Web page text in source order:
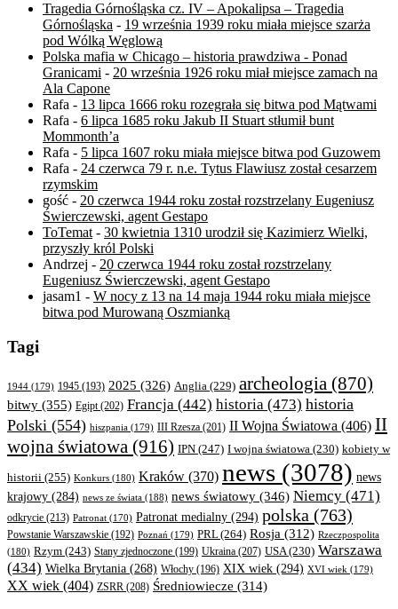
Tragedia Górnośląska cz. IV – Apokalipsa – Tragedia
Górnośląska - 19 września 1939 roku miała miejsce szarża
pod Wólką Węglową
Polska mafia w Chicago – historia prawdziwa - Ponad
Granicami - 20 września 1926 roku miał miejsce zamach na
Ala Capone
Rafa - 13 lipca 1666 roku rozegrała się bitwa pod Mątwami
Rafa - 6 lipca 1685 roku Jakub II Stuart stłumił bunt
Mommonth’a
Rafa - 5 lipca 1607 roku miała miejsce bitwa pod Guzowem
Rafa - 24 czerwca 79 r. n.e. Tytus Flawiusz został cesarzem
rzymskim
gość - 20 czerwca 1944 roku został rozstrzelany Eugeniusz
Świerczewski, agent Gestapo
ToTemat - 30 kwietnia 1310 urodził się Kazimierz Wielki,
przyszły król Polski
Andrzej - 20 czerwca 1944 roku został rozstrzelany
Eugeniusz Świerczewski, agent Gestapo
jasam1 - W nocy z 13 na 14 maja 1944 roku miała miejsce
bitwa pod Murowaną Oszmianką
Tagi
1944 (179) 1945 (193) 2025 (326) Anglia (229) archeologia (870)
bitwy (355) Egipt(202) Francja (442) historia (473) historia
Polski (554) hiszpania (179) III Rzesza (201) II Wojna Światowa (406) II
wojna światowa (916) IPN (247) I wojna światowa (230) kobiety w
historii (255) Konkurs (180) Kraków (370) news (3078) news
krajowy (284) news ze świata (188) news światowy (346) Niemcy (471)
odkrycie (213) Patronat (170) Patronat medialny (294) polska (763)
Powstanie Warszawskie (192) Poznań (179) PRL(264) Rosja (312) Rzeczpospolita
(180) Rzym (243) Stany zjednoczone (199) Ukraina (207) USA(230) Warszawa
(434) Wielka Brytania (268) Włochy (196) XIX wiek (294) XVI wiek (179)
XX wiek (404) ZSRR (208) Średniowiecze (314)